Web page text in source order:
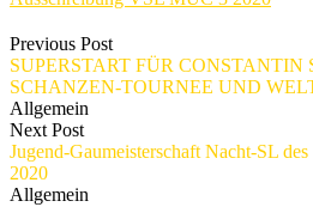
Previous Post
SUPERSTART FÜR
SCHANZEN-TOURNEE UND
Allgemein
Next Post
Jugend-Gaumeisterschaft Nacht-SL
2020
Allgemein